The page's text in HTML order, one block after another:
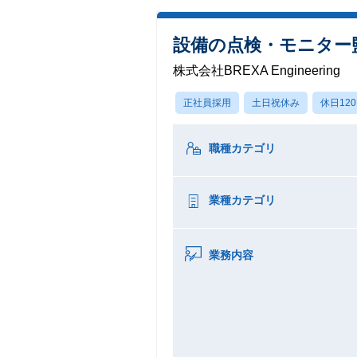
設備の点検・モニタ
株式会社BREXA Engineering
正社員採用 土日祝休み 休日
職種カテゴリ
業種カテゴリ
業務内容